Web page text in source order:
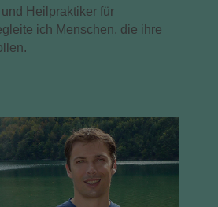
Heilpraktiker für
ich Menschen, die ihre